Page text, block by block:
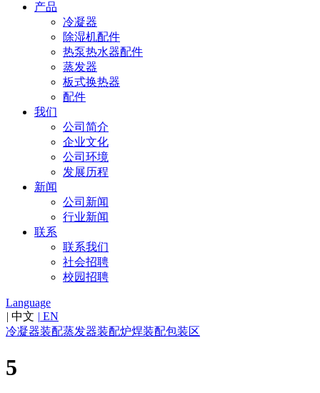
产品
冷凝器
除湿机配件
热泵热水器配件
蒸发器
板式换热器
配件
我们
公司简介
企业文化
公司环境
发展历程
新闻
公司新闻
行业新闻
联系
联系我们
社会招聘
校园招聘
Language
| 中文 | EN
冷凝器装配蒸发器装配炉焊装配包装区
5